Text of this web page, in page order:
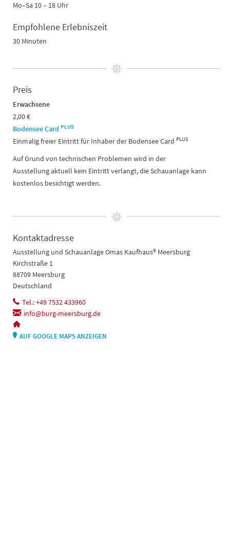
Mo–Sa 10 – 18 Uhr
Empfohlene Erlebniszeit
30 Minuten
Preis
Erwachsene
2,00 €
Bodensee Card PLUS
Einmalig freier Eintritt für Inhaber der Bodensee Card PLUS
Auf Grund von technischen Problemen wird in der
Ausstellung aktuell kein Eintritt verlangt, die Schauanlage kann
kostenlos besichtigt werden.
Kontaktadresse
Ausstellung und Schauanlage Omas Kaufhaus® Meersburg
Kirchstraße 1
88709 Meersburg
Deutschland
Tel.: +49 7532 433960
info@burg-meersburg.de
AUF GOOGLE MAPS ANZEIGEN